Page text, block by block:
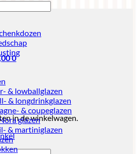
0
in de winkelwagen.
& lowballglazen
& longdrinkglazen
& coupeglazen
glazen
& martiniglazen